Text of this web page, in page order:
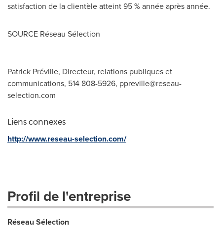
satisfaction de la clientèle atteint 95 % année après année.
SOURCE Réseau Sélection
Patrick Préville, Directeur, relations publiques et
communications, 514 808-5926, ppreville@reseau-
selection.com
Liens connexes
http://www.reseau-selection.com/
Profil de l'entreprise
Réseau Sélection